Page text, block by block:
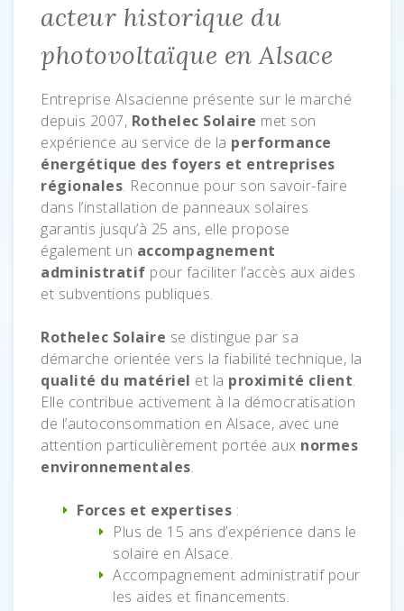
acteur historique du
photovoltaïque en Alsace
Entreprise Alsacienne présente sur le marché
depuis 2007, Rothelec Solaire met son
expérience au service de la performance
énergétique des foyers et entreprises
régionales. Reconnue pour son savoir-faire
dans l’installation de panneaux solaires
garantis jusqu’à 25 ans, elle propose
également un accompagnement
administratif pour faciliter l’accès aux aides
et subventions publiques.
Rothelec Solaire se distingue par sa
démarche orientée vers la fiabilité technique, la
qualité du matériel et la proximité client.
Elle contribue activement à la démocratisation
de l’autoconsommation en Alsace, avec une
attention particulièrement portée aux normes
environnementales.
Forces et expertises :
Plus de 15 ans d’expérience dans le
solaire en Alsace.
Accompagnement administratif pour
les aides et financements.